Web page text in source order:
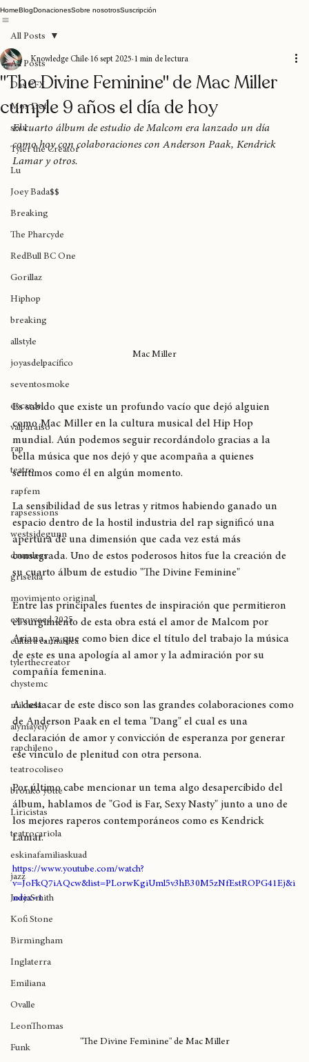
HomeBlog
All Posts
Das EFX
Mos Def
soul
Tyler the Creator
Lu
Joey Bada$$
Breaking
The Pharcyde
RedBull BC One
Gorillaz
Hiphop
breaking
allstyle
joyasdelpacífico
seventosmoke
excarcel
valparaíso
rap
teatro
rapfem
rapsessions
westsidegunn
drumless
griselda
movimiento original
expoweed 2025
cultura cannábica
tylerthecreator
chystemc
mikaela
alymayely
rapchileno
teatrocoliseo
bronko yotte
Liricistas
teatrocariola
eskinafamiliaskuad
jazz
JorjaSmith
Kofi Stone
Birmingham
Inglaterra
Emiliana
Ovalle
LeonThomas
All Posts
"The Divine Feminine" de Mac Miller
cumple 9 años el día de hoy
Knowledge Chile 16 sept 2025 1 min de lectura
El cuarto álbum de estudio de Malcom era lanzado un día
como hoy con colaboraciones con Anderson Paak, Kendrick
Es sabido que existe un profundo vacío que dejó alguien
como Mac Miller en la cultura musical del Hip Hop
mundial. Aún podemos seguir recordándolo gracias a la
bella música que nos dejó y que acompaña a quienes
sentimos como él en algún momento.
La sensibilidad de sus letras y ritmos habiendo ganado un
espacio dentro de la hostil industria del rap significó una
apertura de una dimensión que cada vez está más
consagrada. Uno de estos poderosos hitos fue la creación de
su cuarto álbum de estudio "The Divine Feminine"
Entre las principales fuentes de inspiración que permitieron
el surgimiento de esta obra está el amor de Malcom por
Ariana, ya que como bien dice el título del trabajo la música
de este es una apología al amor y la admiración por su
A destacar de este disco son las grandes colaboraciones como
de Anderson Paak en el tema "Dang" el cual es una
declaración de amor y convicción de esperanza por generar
ese vínculo de plenitud con otra persona.
Por último cabe mencionar un tema algo desapercibido del
álbum, hablamos de "God is Far, Sexy Nasty" junto a uno de
los mejores raperos contemporáneos como es Kendrick
Lamar.
https://www.youtube.com/watch?
v=JoFkQ7iAQcw&list=PLorwKgiUml5v3hB30M5zNfEstROPG41Ej&i
ndex=1